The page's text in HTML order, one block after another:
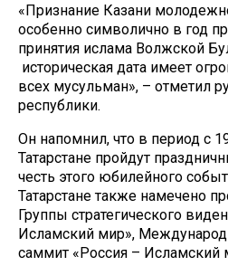
«Признание Казани
особенно символично в год
принятия ислама Волжской
историческая дата имеет
всех мусульман», – отметил
республики.
Он напомнил, что в период с
Татарстане пройдут
честь этого юбилейного
Татарстане также намечено
Группы стратегического
Исламский мир»,
саммит «Россия – Исламский